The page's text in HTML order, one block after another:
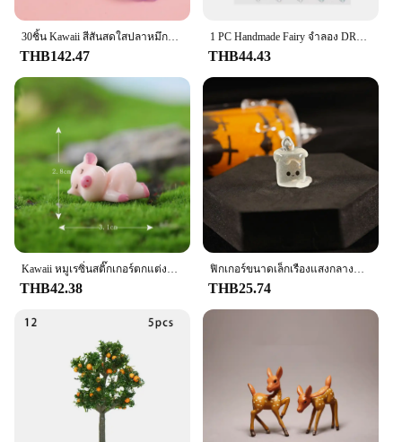
30ชิ้น Kawaii สีสันสดใสปลาหมึกปลาหมึกมินิเรซิ่นสัตว์การตกแต่งบ้านสวนนางฟ้า DIY อุปกรณ์ประดับตกแต่งบ้านตุ๊กตา
THB142.47
1 PC Handmade Fairy จําลอง DRAGONFLY Cicada Vivid ปีกวัสดุจี้ต่างหูแมลงปีกผีเสื้อเครื่องประดับทํา
THB44.43
Kawaii หมูเรซิ่นสติ๊กเกอร์ตกแต่งบ้าน Figurines ตุ๊กตา Moss Terrarium อุปกรณ์ตกแต่งภูมิทัศน์ Fairy Garden Miniatures ตกแต่งห้อง
THB42.38
ฟิกเกอร์ขนาดเล็กเรืองแสงกลางแจ้งในที่มืดแมวขนาดเล็กผีฟักทองค้างคาวเทียนประดับรูปปั้นภูมิทัศน์ขนาดเล็ก
THB25.74